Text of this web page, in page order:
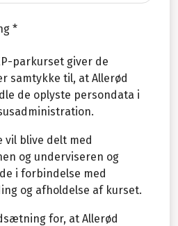
*
parkurset giver de
samtykke til, at Allerød
de oplyste persondata i
vil blive delt med
og underviseren og
i forbindelse med
og afholdelse af kurset.
for, at Allerød